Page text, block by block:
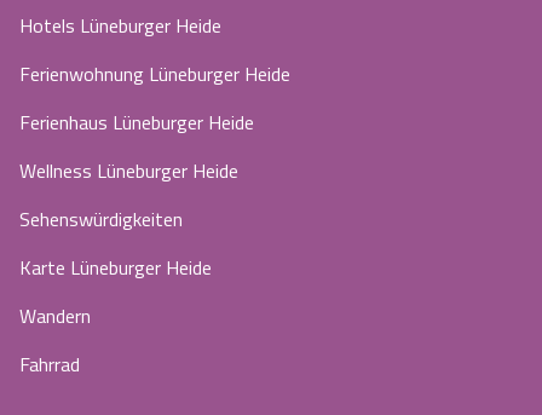
Hotels Lüneburger Heide
Ferienwohnung Lüneburger Heide
Ferienhaus Lüneburger Heide
Wellness Lüneburger Heide
Sehenswürdigkeiten
Karte Lüneburger Heide
Wandern
Fahrrad